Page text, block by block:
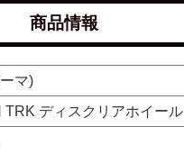
商品情報
マ)
TRK ディスクリアホイール